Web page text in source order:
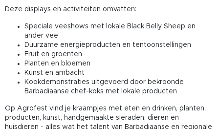
Deze displays en activiteiten omvatten:
Speciale veeshows met lokale Black Belly Sheep en
ander vee
Duurzame energieproducten en tentoonstellingen
Fruit en groenten
Planten en bloemen
Kunst en ambacht
Kookdemonstraties uitgevoerd door bekroonde
Barbadiaanse chef-koks met lokale producten
Op Agrofest vind je kraampjes met eten en drinken, planten,
producten, kunst, handgemaakte sieraden, dieren en
huisdieren - alles wat het talent van Barbadiaanse en regionale